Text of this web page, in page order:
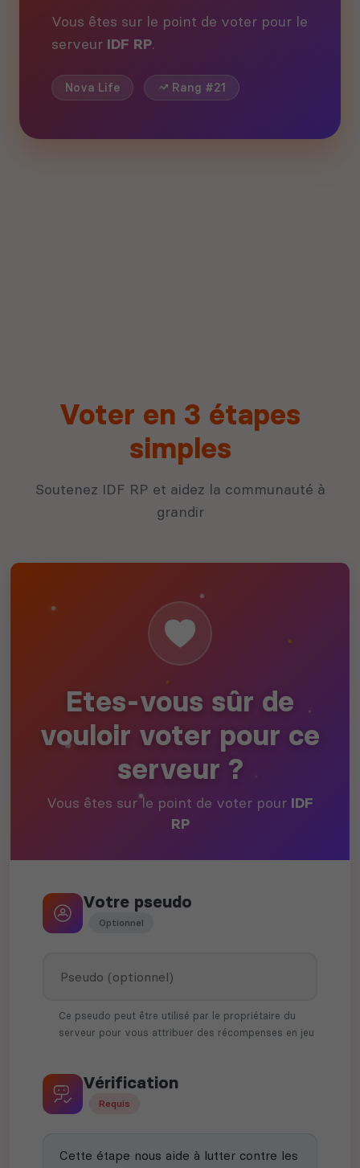
Vous êtes sur le point de voter pour le
serveur IDF RP.
Nova Life Rang #21
Voter en 3 étapes
simples
Soutenez IDF RP et aidez la communauté à
grandir
Etes-vous sûr de
vouloir voter pour ce
serveur ?
Vous êtes sur le point de voter pour IDF
RP
Votre pseudo
Optionnel
Ce pseudo peut être utilisé par le propriétaire du
serveur pour vous attribuer des récompenses en jeu
Vérification
Requis
Cette étape nous aide à lutter contre les